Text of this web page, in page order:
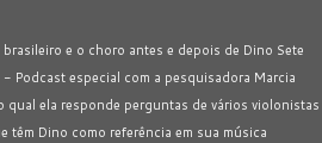
brasileiro e o choro antes e depois de Dino Sete
- Podcast especial com a pesquisadora Marcia
qual ela responde perguntas de vários violonistas
têm Dino como referência em sua música